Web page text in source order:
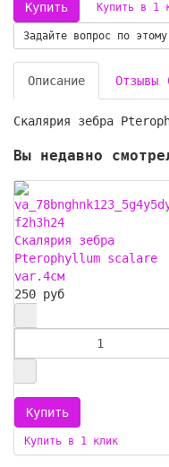
Купить в 1
Задайте вопрос по
Описание Отзывы
Скалярия зебра
Вы недавно
Скалярия зебра
Pterophyllum scalare
var.4см
250 руб
Купить в 1 клик